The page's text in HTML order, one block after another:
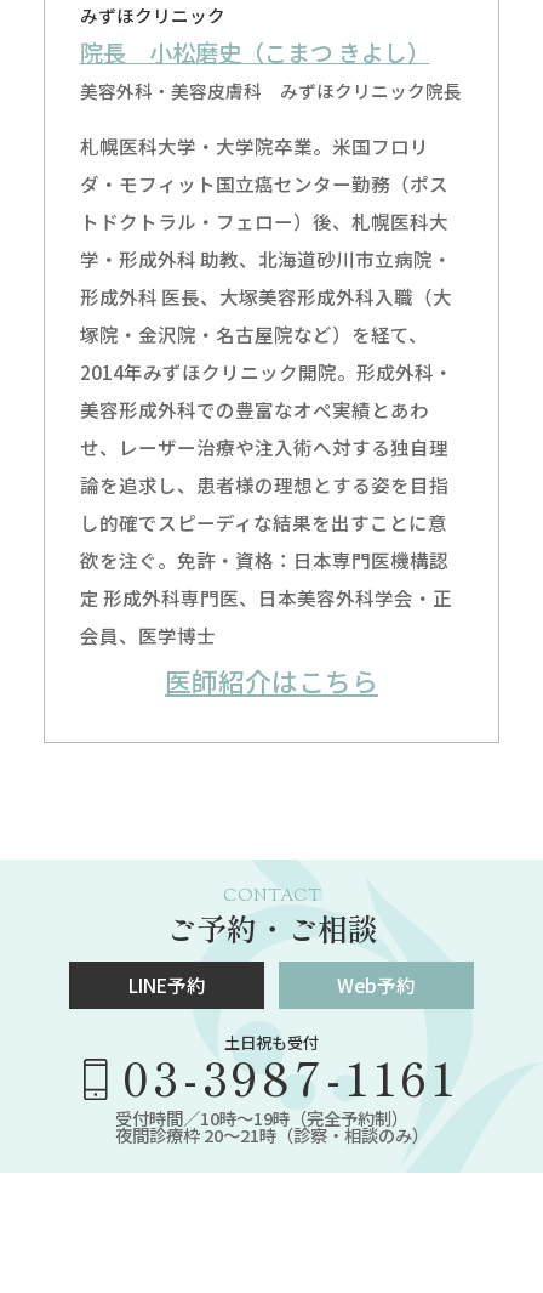
みずほクリニック
院長 小松磨史（こまつ きよし）
美容外科・美容皮膚科 みずほクリニック院長
札幌医科大学・大学院卒業。米国フロリ
ダ・モフィット国立癌センター勤務（ポス
トドクトラル・フェロー）後、札幌医科大
学・形成外科 助教、北海道砂川市立病院・
形成外科 医長、大塚美容形成外科入職（大
塚院・金沢院・名古屋院など）を経て、
2014年みずほクリニック開院。形成外科・
美容形成外科での豊富なオペ実績とあわ
せ、レーザー治療や注入術へ対する独自理
論を追求し、患者様の理想とする姿を目指
し的確でスピーディな結果を出すことに意
欲を注ぐ。免許・資格：日本専門医機構認
定 形成外科専門医、日本美容外科学会・正
会員、医学博士
医師紹介はこちら
CONTACT
ご予約・ご相談
LINE予約 Web予約
土日祝も受付
03-3987-1161
受付時間／10時～19時（完全予約制）
夜間診療枠 20～21時（診察・相談のみ）